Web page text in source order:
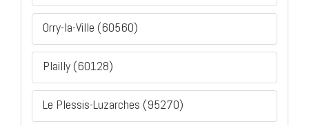
Orry-la-Ville (60560)
Plailly (60128)
Le Plessis-Luzarches (95270)